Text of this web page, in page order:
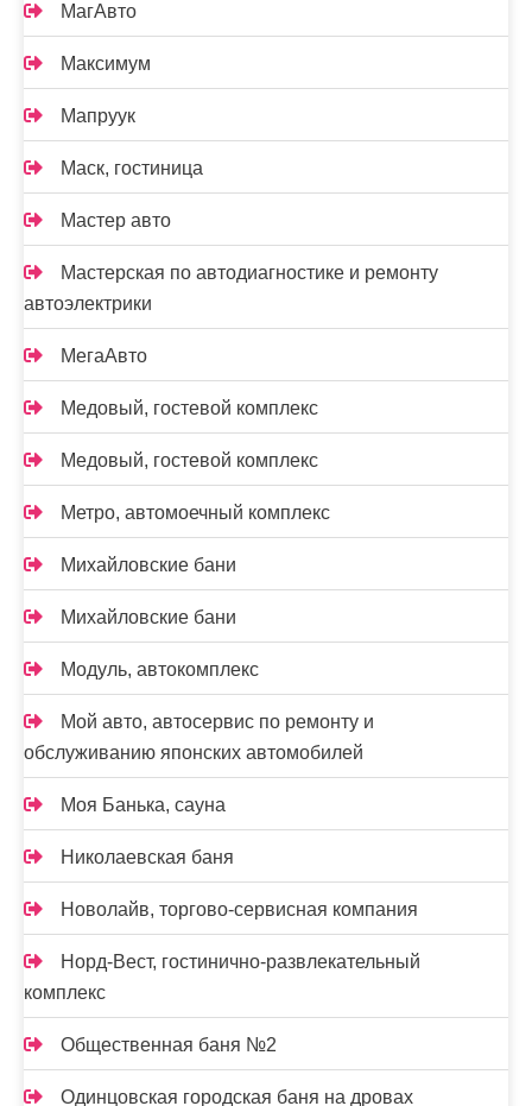
МагАвто
Максимум
Мапруук
Маск, гостиница
Мастер авто
Мастерская по автодиагностике и ремонту
автоэлектрики
МегаАвто
Медовый, гостевой комплекс
Медовый, гостевой комплекс
Метро, автомоечный комплекс
Михайловские бани
Михайловские бани
Модуль, автокомплекс
Мой авто, автосервис по ремонту и
обслуживанию японских автомобилей
Моя Банька, сауна
Николаевская баня
Новолайв, торгово-сервисная компания
Норд-Вест, гостинично-развлекательный
комплекс
Общественная баня №2
Одинцовская городская баня на дровах